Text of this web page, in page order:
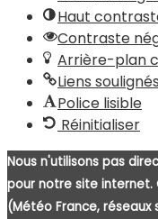
Haut
Contraste
Arrière-plan
Liens soulignés
Police lisible
Réinitialiser
Nous n'utilisons pas
pour notre site internet.
(Météo France,